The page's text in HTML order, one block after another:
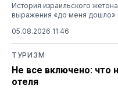
История израильского
выражения «до меня дошло»
05.08.2026 11:46
ТУРИЗМ
Не все включено: что
отеля